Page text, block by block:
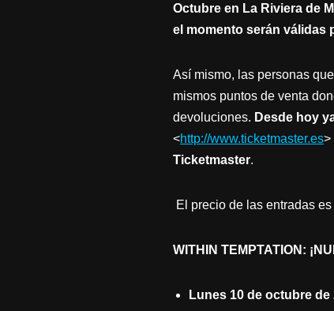
Octubre en La Riviera de
el momento serán válidas
Así mismo, las personas
mismos puntos de venta
devoluciones. Desde hoy
<http://www.ticketmaster.es>
Ticketmaster.
El precio de las entradas
WITHIN TEMPTATION:
Lunes 10 de octubre de